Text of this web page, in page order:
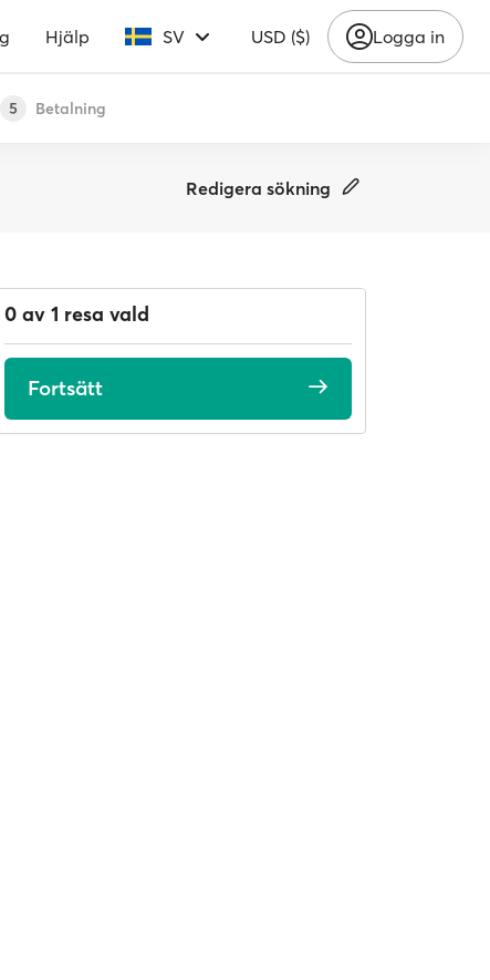
Hjälp SV USD ($) Logga in
5 Betalning
Redigera sökning
0 av 1 resa vald
Fortsätt